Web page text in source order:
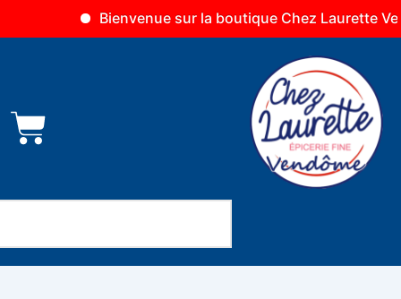
Bienvenue sur la boutique Chez Laurette Vendôme